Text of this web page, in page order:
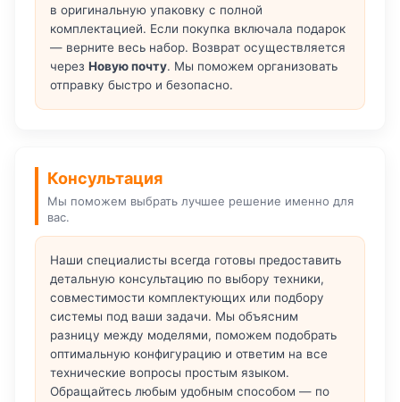
в оригинальную упаковку с полной
комплектацией. Если покупка включала подарок
— верните весь набор. Возврат осуществляется
через Новую почту. Мы поможем организовать
отправку быстро и безопасно.
Консультация
Мы поможем выбрать лучшее решение именно для
вас.
Наши специалисты всегда готовы предоставить
детальную консультацию по выбору техники,
совместимости комплектующих или подбору
системы под ваши задачи. Мы объясним
разницу между моделями, поможем подобрать
оптимальную конфигурацию и ответим на все
технические вопросы простым языком.
Обращайтесь любым удобным способом — по